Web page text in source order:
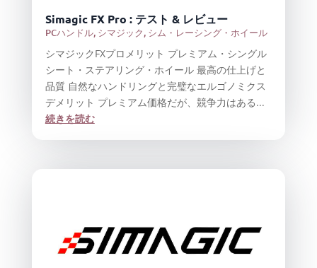
Simagic FX Pro : テスト & レビュー
PCハンドル, シマジック, シム・レーシング・ホイール
シマジックFXプロメリット プレミアム・シングル
シート・ステアリング・ホイール 最高の仕上げと
品質 自然なハンドリングと完璧なエルゴノミクス
デメリット プレミアム価格だが、競争力はある...
続きを読む